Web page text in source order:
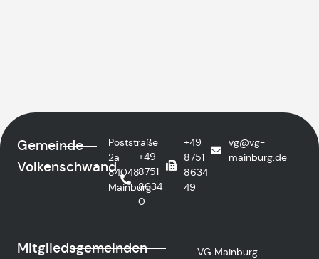
Gemeinde
Volkenschwand
Poststraße
2a
84048
Mainburg
+49
8751
8634
0
+49
8751
8634
49
vg@vg-
mainburg.de
Mitgliedsgemeinden VG Mainburg